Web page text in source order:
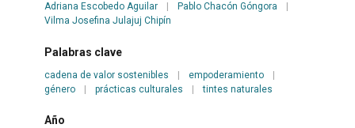
Adriana Escobedo Aguilar Pablo Chacón Góngora
Vilma Josefina Julajuj Chipín
Palabras clave
cadena de valor sostenibles | empoderamiento
|
género
| prácticas culturales | tintes naturales
Año